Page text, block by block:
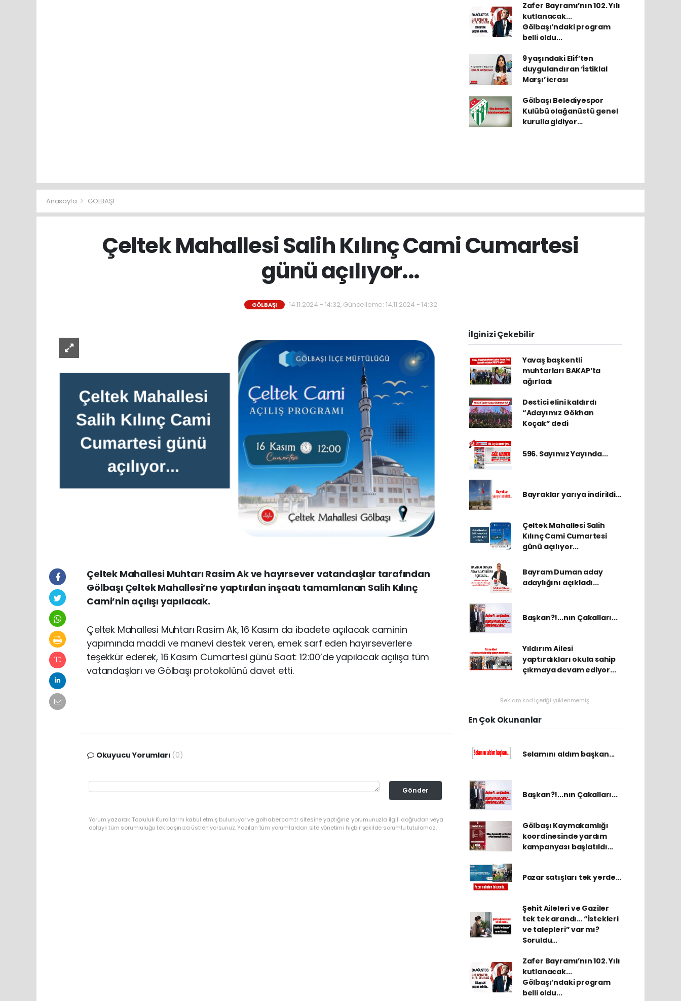
Zafer Bayramı’nın 102. Yılı
kutlanacak...
Gölbaşı’ndaki program
belli oldu...
9 yaşındaki Elif’ten
duygulandıran ‘İstiklal
Marşı’ icrası
Gölbaşı Belediyespor
Kulübü olağanüstü genel
kurulla gidiyor…
Anasayfa GÖLBAŞI
Çeltek Mahallesi Salih Kılınç Cami Cumartesi
günü açılıyor...
GÖLBAŞI 14.11.2024 - 14:32, Güncelleme: 14.11.2024 - 14:32
Çeltek Mahallesi Muhtarı Rasim Ak ve hayırsever vatandaşlar tarafından
Gölbaşı Çeltek Mahallesi’ne yaptırılan inşaatı tamamlanan Salih Kılınç
Cami’nin açılışı yapılacak.
Çeltek Mahallesi Muhtarı Rasim Ak, 16 Kasım da ibadete açılacak caminin
yapımında maddi ve manevi destek veren, emek sarf eden hayırseverlere
teşekkür ederek, 16 Kasım Cumartesi günü Saat: 12:00’de yapılacak açılışa tüm
vatandaşları ve Gölbaşı protokolünü davet etti.
Okuyucu Yorumları (0)
Gönder
Yorum yazarak Topluluk Kuralları’nı kabul etmiş bulunuyor ve golhaber.com.tr sitesine yaptığınız yorumunuzla ilgili doğrudan veya
dolaylı tüm sorumluluğu tek başınıza üstleniyorsunuz. Yazılan tüm yorumlardan site yönetimi hiçbir şekilde sorumlu tutulamaz.
İlginizi Çekebilir
Yavaş başkentli
muhtarları BAKAP’ta
ağırladı
Destici elini kaldırdı
“Adayımız Gökhan
Koçak” dedi
596. Sayımız Yayında...
Bayraklar yarıya indirildi...
Çeltek Mahallesi Salih
Kılınç Cami Cumartesi
günü açılıyor...
Bayram Duman aday
adaylığını açıkladı...
Başkan?!...nın Çakalları...
Yıldırım Ailesi
yaptırdıkları okula sahip
çıkmaya devam ediyor...
Reklam kod içeriği yüklenmemiş.
En Çok Okunanlar
Selamını aldım başkan...
Başkan?!...nın Çakalları...
Gölbaşı Kaymakamlığı
koordinesinde yardım
kampanyası başlatıldı...
Pazar satışları tek yerde…
Şehit Aileleri ve Gaziler
tek tek arandı… “İstekleri
ve talepleri” var mı?
Soruldu…
Zafer Bayramı’nın 102. Yılı
kutlanacak...
Gölbaşı’ndaki program
belli oldu...